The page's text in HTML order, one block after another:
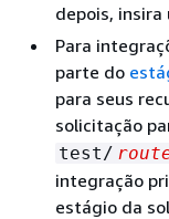
depois, insira
Para
parte do
para seus
solicitação
test/
integração
estágio da